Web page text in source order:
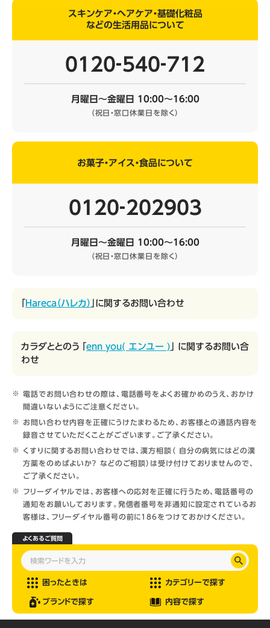
スキンケア・ヘアケア・基礎化粧品
などの生活用品について
0120‐540‐712
月曜日～金曜日 10:00～16:00
（祝日・窓口休業日を除く）
お菓子・アイス・食品について
0120‐202903
月曜日～金曜日 10:00～16:00
（祝日・窓口休業日を除く）
Hareca（ハレカ） 」に関するお問い合わせ
カラダととのう 「 enn you( エンユー ) 」 に関するお問い合
わせ
電話でお問い合わせの際は、電話番号をよくお確かめのうえ、おかけ
間違いないようにご注意ください。
お問い合わせ内容を正確にうけたまわるため、お客様との通話内容を
録音させていただくことがございます。ご了承ください。
くすりに関するお問い合わせでは、漢方相談（ 自分の病気にはどの漢
方薬をのめばよいか？ などのご相談）は受け付けておりませんので、
ご了承ください。
フリーダイヤルでは、お客様への応対を正確に行うため、電話番号の
通知をお願いしております。発信者番号を非通知に設定されているお
客様は、フリーダイヤル番号の前に186をつけておかけください。
よくあるご質問
困ったときは カテゴリーで探す
ブランドで探す 内容で探す